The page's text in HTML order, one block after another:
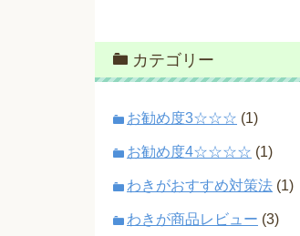
カテゴリー
お勧め度3☆☆☆ (1)
お勧め度4☆☆☆☆ (1)
わきがおすすめ対策法 (1)
わきが商品レビュー (3)